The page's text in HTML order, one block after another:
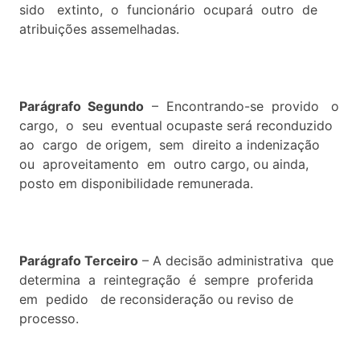
sido extinto, o funcionário ocupará outro de
atribuições assemelhadas.
Parágrafo Segundo – Encontrando-se provido o
cargo, o seu eventual ocupaste será reconduzido
ao cargo de origem, sem direito a indenização
ou aproveitamento em outro cargo, ou ainda,
posto em disponibilidade remunerada.
Parágrafo Terceiro – A decisão administrativa que
determina a reintegração é sempre proferida
em pedido de reconsideração ou reviso de
processo.